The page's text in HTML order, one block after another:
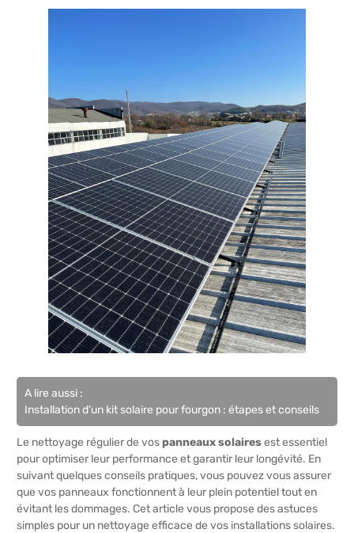
A lire aussi :
Installation d’un kit solaire pour fourgon : étapes et conseils
Le nettoyage régulier de vospanneaux solairesest essentiel
pour optimiser leur performance et garantir leur longévité. En
suivant quelques conseils pratiques, vous pouvez vous assurer
que vos panneaux fonctionnent à leur plein potentiel tout en
évitant les dommages. Cet article vous propose des astuces
simples pour un nettoyage efficace de vos installations solaires.